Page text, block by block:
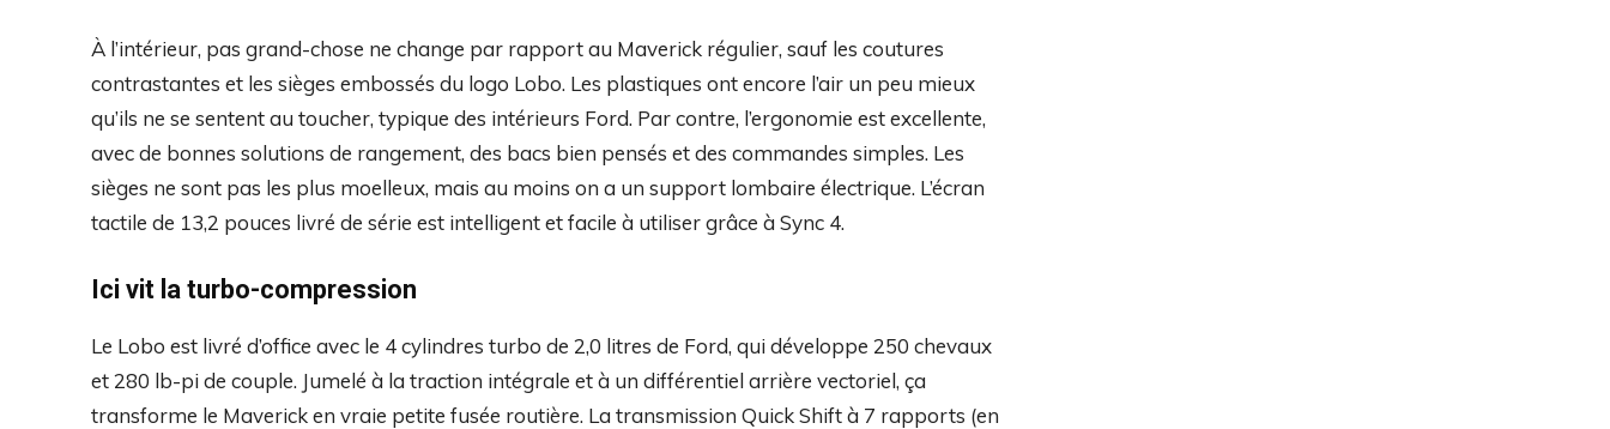
À l’intérieur, pas grand-chose ne change par rapport au Maverick régulier, sauf les coutures
contrastantes et les sièges embossés du logo Lobo. Les plastiques ont encore l’air un peu mieux
qu’ils ne se sentent au toucher, typique des intérieurs Ford. Par contre, l’ergonomie est excellente,
avec de bonnes solutions de rangement, des bacs bien pensés et des commandes simples. Les
sièges ne sont pas les plus moelleux, mais au moins on a un support lombaire électrique. L’écran
tactile de 13,2 pouces livré de série est intelligent et facile à utiliser grâce à Sync 4.
Ici vit la turbo-compression
Le Lobo est livré d’office avec le 4 cylindres turbo de 2,0 litres de Ford, qui développe 250 chevaux
et 280 lb-pi de couple. Jumelé à la traction intégrale et à un différentiel arrière vectoriel, ça
transforme le Maverick en vraie petite fusée routière. La transmission Quick Shift à 7 rapports (en